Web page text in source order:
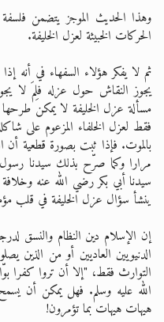
وهذا الحديث الموجز يتضمن فلسفة
الحركات الخبيثة لعزل الخليفة.
ثم لا يفكر هؤلاء السفهاء في أنه
يجوز النقاش حول عزله فلِمَ لا
مسألة عزل الخليفة لا يمكن
فقط لعزل الخلفاء المزعوم على
بالموت. فإذا ثبت بصورة قطعية أن
مرارا وكما صرّح بذلك سيدنا
سيدنا أبي بكر رضي الله عنه
ينشأ سؤال عزل الخليفة في قلب
إن الإسلام دين النظام والنسق
الدنيويين العاديين أو من الذين
التوارث فقط، "إلا أن تروا كفرا
الله عليه وسلم. فهل يمكن أن
هيهات هيهات بما تؤمرون!